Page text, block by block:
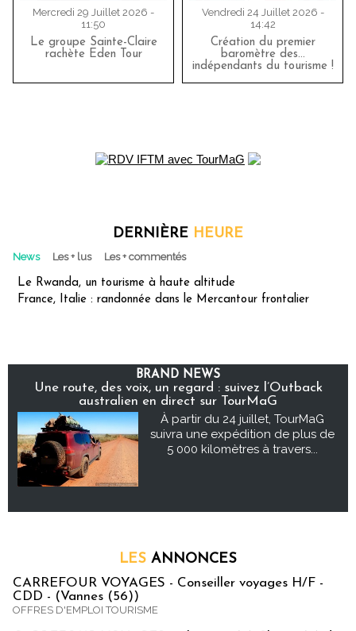
Mercredi 29 Juillet 2026 -
11:50
Le groupe Sainte-Claire
rachète Eden Tour
Vendredi 24 Juillet 2026 -
14:42
Création du premier
baromètre des…
indépendants du tourisme !
DERNIÈRE HEURE
News Les + lus Les + commentés
Le Rwanda, un tourisme à haute altitude
France, Italie : randonnée dans le Mercantour frontalier
BRAND NEWS
Une route, des voix, un regard : suivez l’Outback
australien en direct sur TourMaG
À partir du 24 juillet, TourMaG
suivra une expédition de plus de
5 000 kilomètres à travers...
LES ANNONCES
CARREFOUR VOYAGES - Conseiller voyages H/F -
CDD - (Vannes (56))
OFFRES D'EMPLOI TOURISME